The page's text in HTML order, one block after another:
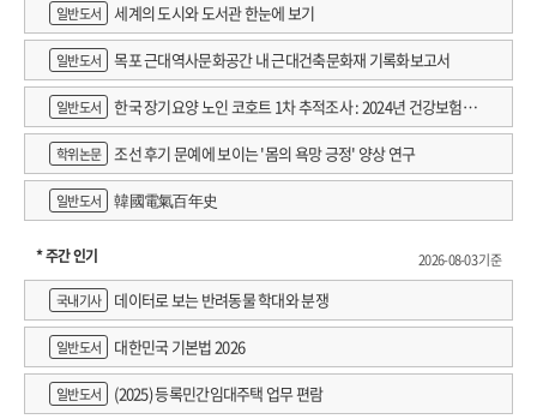
일반도서
세계의 도시와 도서관 한눈에 보기
일반도서 목포 근대역사문화공간 내 근대건축문화재 기록화보고서
일반도서
한국 장기요양 노인 코호트 1차 추적조사 : 2024년 건강보험연
구원 정규연구보고서
학위논문 조선 후기 문예에 보이는 '몸의 욕망 긍정' 양상 연구
일반도서 韓國電氣百年史
* 주간 인기
2026-08-03 기준
국내기사
데이터로 보는 반려동물 학대와 분쟁
일반도서 대한민국 기본법 2026
일반도서 (2025) 등록민간임대주택 업무 편람